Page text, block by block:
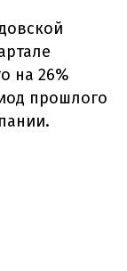
на 26%
прошлого